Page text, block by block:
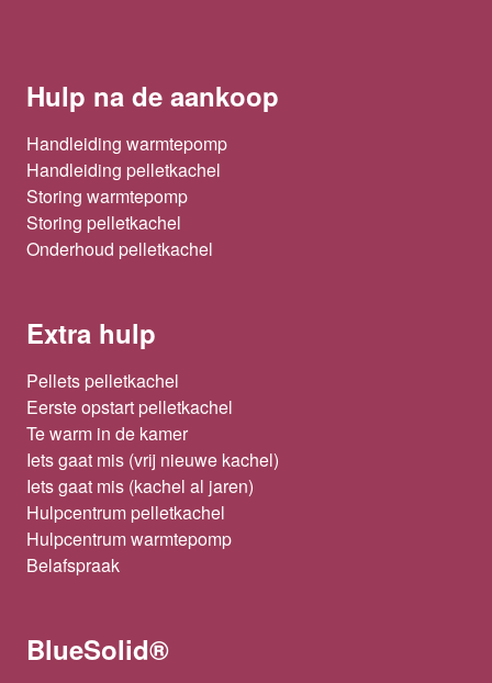
Hulp na de aankoop
Handleiding warmtepomp
Handleiding pelletkachel
Storing warmtepomp
Storing pelletkachel
Onderhoud pelletkachel
Extra hulp
Pellets pelletkachel
Eerste opstart pelletkachel
Te warm in de kamer
Iets gaat mis (vrij nieuwe kachel)
Iets gaat mis (kachel al jaren)
Hulpcentrum pelletkachel
Hulpcentrum warmtepomp
Belafspraak
BlueSolid®